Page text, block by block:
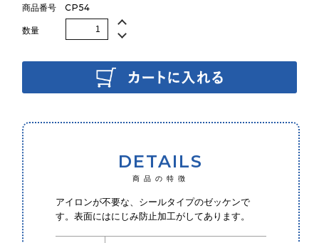
リブニット
保湿水
生地から探す
商品番号CP54
数量
DETAILS
商品の特徴
アイロンが不要な、シールタイプのゼッケンで
す。表面にはにじみ防止加工がしてあります。